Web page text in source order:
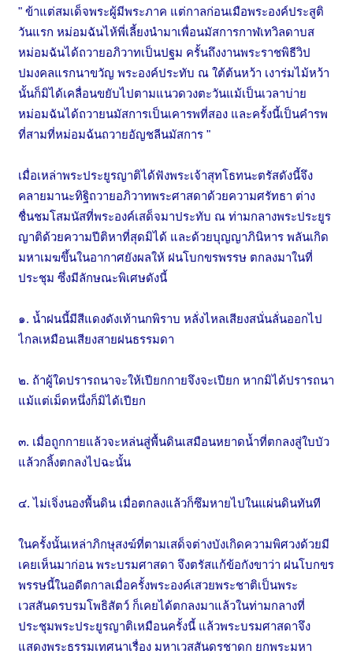
" ข้าแต่สมเด็จพระผู้มีพระภาค แต่กาลก่อนเมือพระองค์ประสูติ
วันแรก หม่อมฉันไห้พี่เลี้ยงนำมาเพื่อนมัสการกาฬเทวิลดาบส
หม่อมฉันได้ถวายอภิวาทเป็นปฐม ครั้นถึงงานพระราชพิธีวิป
ปมงคลแรกนาขวัญ พระองค์ประทับ ณ ใต้ต้นหว้า เงาร่มไม้หว้า
นั้นก็มิได้เคลื่อนขยับไปตามแนวดวงตะวันแม้เป็นเวลาบ่าย
หม่อมฉันได้ถวายนมัสการเป็นเคารพที่สอง และครั้งนี้เป็นคำรพ
ที่สามที่หม่อมฉ้นถวายอัญชลีนมัสการ "
เมื่อเหล่าพระประยูรญาติได้ฟังพระเจ้าสุทโธทนะตรัสดังนี้จึง
คลายมานะทิฐิถวายอภิวาทพระศาสดาด้วยความศรัทธา ต่าง
ชื่นชมโสมนัสที่พระองค์เสด็จมาประทับ ณ ท่ามกลางพระประยูร
ญาติด้วยความปีติหาที่สุดมิได้ และด้วยบุญญาภินิหาร พลันเกิด
มหาเมฆขึ้นในอากาศยังผลให้ ฝนโบกขรพรรษ ตกลงมาในที่
ประชุม ซึ่งมีลักษณะพิเศษดังนี้
๑. น้ำฝนนี้มีสีแดงดังเท้านกพิราบ หลั่งไหลเสียงสนั่นลั่นออกไป
ไกลเหมือนเสียงสายฝนธรรมดา
๒. ถ้าผู้ใดปรารถนาจะให้เปียกกายจึงจะเปียก หากมิได้ปรารถนา
แม้แต่เม็ดหนึ่งก็มิได้เปียก
๓. เมื่อถูกกายแล้วจะหล่นสู่พื้นดินเสมือนหยาดน้ำที่ตกลงสู่ใบบัว
แล้วกลิ้งตกลงไปฉะนั้น
๔. ไม่เจิ่งนองพื้นดิน เมื่อตกลงแล้วก็ซึมหายไปในแผ่นดินทันที
ในครั้งนั้นเหล่าภิกษุสงฆ์ที่ตามเสด็จต่างบังเกิดความพิศวงด้วยมี
เคยเห็นมาก่อน พระบรมศาสดา จึงตรัสแก้ข้อกังขาว่า ฝนโบกขร
พรรษนี้ในอดีตกาลเมื่อครั้งพระองค์เสวยพระชาติเป็นพระ
เวสสันดรบรมโพธิสัตว์ ก็เคยได้ตกลงมาแล้วในท่ามกลางที่
ประชุมพระประยูรญาติเหมือนครั้งนี้ แล้วพระบรมศาสดาจึง
แสดงพระธรรมเทศนาเรื่อง มหาเวสสันดรชาดก ยกพระมหา